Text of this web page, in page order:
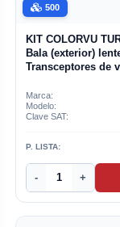
500
KIT COLORVU
Bala (exterior)
Transceptores de
Marca:
Modelo:
Clave SAT:
P. LISTA:
- +